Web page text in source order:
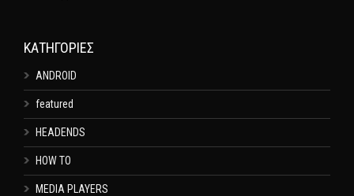
KΑΤΗΓΟΡΊΕΣ
ANDROID
featured
HEADENDS
HOW TO
MEDIA PLAYERS